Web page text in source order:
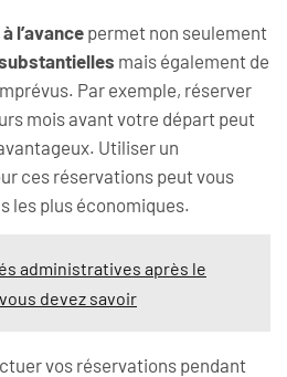
l’avancepermet non seulement
mais également de
Par exemple, réserver
mois avant votre départ peut
Utiliser un
ces réservations peut vous
les plus économiques.
administratives après le
devez savoir
vos réservations pendant